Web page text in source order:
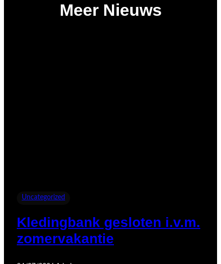
Meer Nieuws
Uncategorized
Kledingbank gesloten i.v.m.
zomervakantie